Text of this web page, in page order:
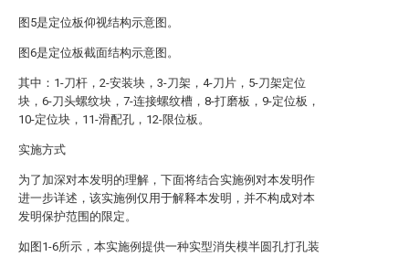
图5是定位板仰视结构示意图。
图6是定位板截面结构示意图。
其中：1-刀杆，2-安装块，3-刀架，4-刀片，5-刀架定位
块，6-刀头螺纹块，7-连接螺纹槽，8-打磨板，9-定位板，
10-定位块，11-滑配孔，12-限位板。
实施方式
为了加深对本发明的理解，下面将结合实施例对本发明作
进一步详述，该实施例仅用于解释本发明，并不构成对本
发明保护范围的限定。
如图1-6所示，本实施例提供一种实型消失模半圆孔打孔装